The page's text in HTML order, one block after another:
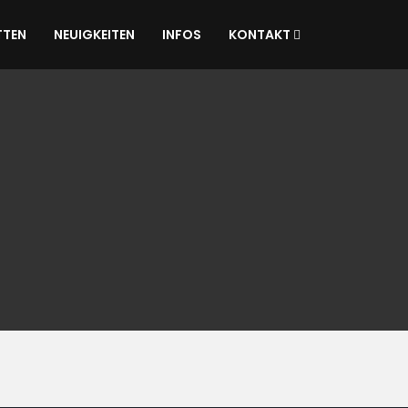
NEUIGKEITEN INFOS KONTAKT